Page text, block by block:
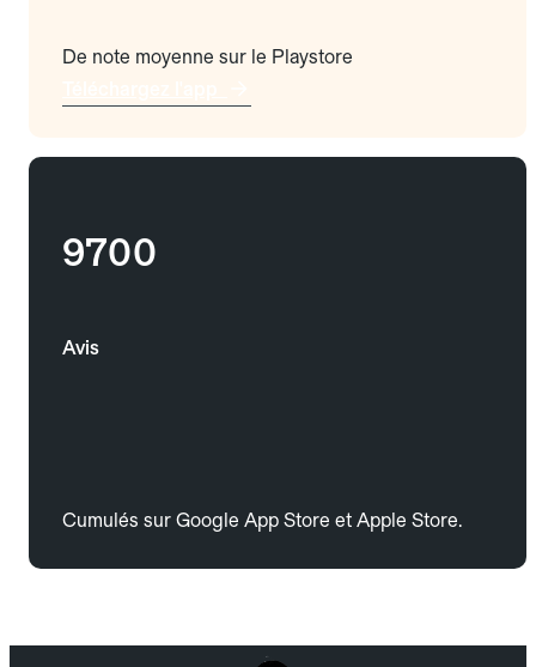
De note moyenne sur le Playstore
9700
Avis
Cumulés sur Google App Store et Apple Store.